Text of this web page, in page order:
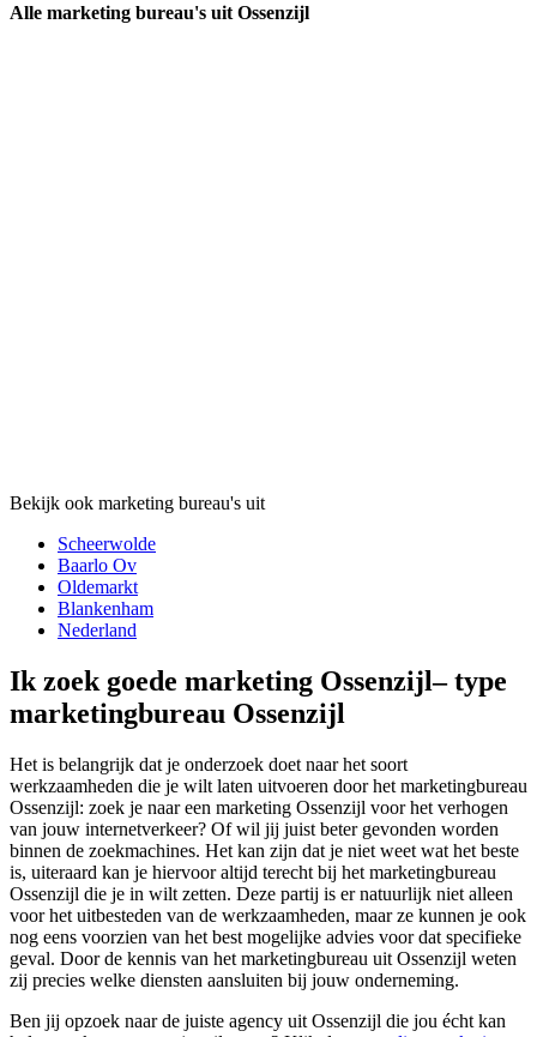
Alle marketing bureau's uit Ossenzijl
Bekijk ook marketing bureau's uit
Scheerwolde
Baarlo Ov
Oldemarkt
Blankenham
Nederland
Ik zoek goede marketing Ossenzijl– type
marketingbureau Ossenzijl
Het is belangrijk dat je onderzoek doet naar het soort
werkzaamheden die je wilt laten uitvoeren door het marketingbureau
Ossenzijl: zoek je naar een marketing Ossenzijl voor het verhogen
van jouw internetverkeer? Of wil jij juist beter gevonden worden
binnen de zoekmachines. Het kan zijn dat je niet weet wat het beste
is, uiteraard kan je hiervoor altijd terecht bij het marketingbureau
Ossenzijl die je in wilt zetten. Deze partij is er natuurlijk niet alleen
voor het uitbesteden van de werkzaamheden, maar ze kunnen je ook
nog eens voorzien van het best mogelijke advies voor dat specifieke
geval. Door de kennis van het marketingbureau uit Ossenzijl weten
zij precies welke diensten aansluiten bij jouw onderneming.
Ben jij opzoek naar de juiste agency uit Ossenzijl die jou écht kan